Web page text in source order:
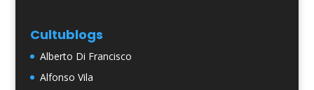
Cultublogs
Alberto Di Francisco
Alfonso Vila